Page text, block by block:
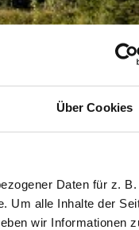
Über Cookies
Daten für z. B.
Um alle Inhalte der
wir Informationen